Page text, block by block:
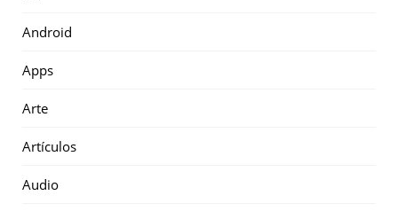
Android
Apps
Arte
Artículos
Audio